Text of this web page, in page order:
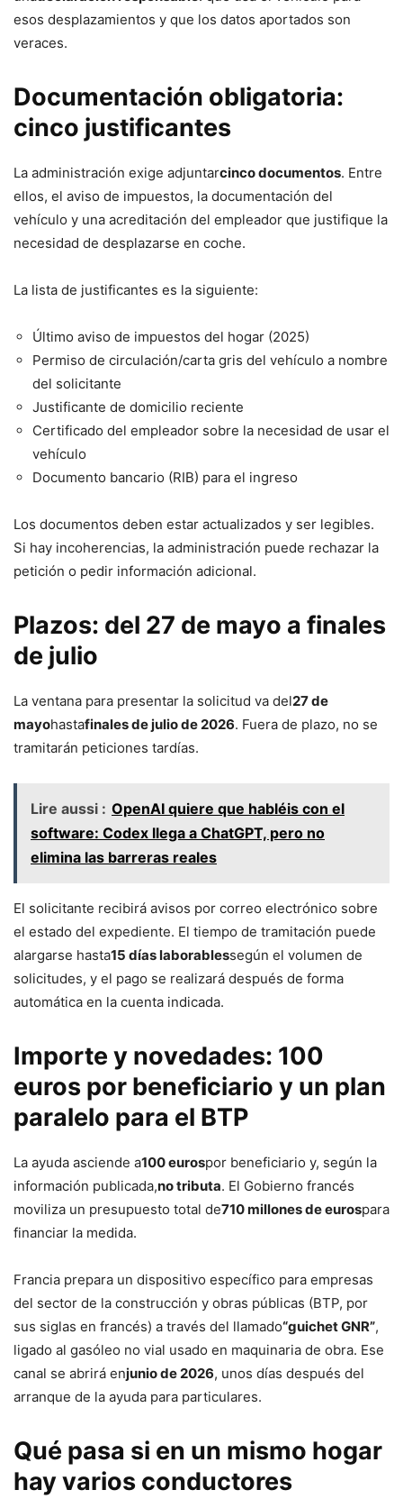
esos desplazamientos y que los datos aportados son
veraces.
Documentación obligatoria:
cinco justificantes
La administración exige adjuntarcinco documentos. Entre
ellos, el aviso de impuestos, la documentación del
vehículo y una acreditación del empleador que justifique la
necesidad de desplazarse en coche.
La lista de justificantes es la siguiente:
Último aviso de impuestos del hogar (2025)
Permiso de circulación/carta gris del vehículo a nombre
del solicitante
Justificante de domicilio reciente
Certificado del empleador sobre la necesidad de usar el
vehículo
Documento bancario (RIB) para el ingreso
Los documentos deben estar actualizados y ser legibles.
Si hay incoherencias, la administración puede rechazar la
petición o pedir información adicional.
Plazos: del 27 de mayo a finales
de julio
La ventana para presentar la solicitud va del27 de
mayohastafinales de julio de 2026. Fuera de plazo, no se
tramitarán peticiones tardías.
Lire aussi : OpenAI quiere que habléis con el
software: Codex llega a ChatGPT, pero no
elimina las barreras reales
El solicitante recibirá avisos por correo electrónico sobre
el estado del expediente. El tiempo de tramitación puede
alargarse hasta15 días laborablessegún el volumen de
solicitudes, y el pago se realizará después de forma
automática en la cuenta indicada.
Importe y novedades: 100
euros por beneficiario y un plan
paralelo para el BTP
La ayuda asciende a100 eurospor beneficiario y, según la
información publicada,no tributa. El Gobierno francés
moviliza un presupuesto total de710 millones de eurospara
financiar la medida.
Francia prepara un dispositivo específico para empresas
del sector de la construcción y obras públicas (BTP, por
sus siglas en francés) a través del llamado“guichet GNR”,
ligado al gasóleo no vial usado en maquinaria de obra. Ese
canal se abrirá enjunio de 2026, unos días después del
arranque de la ayuda para particulares.
Qué pasa si en un mismo hogar
hay varios conductores